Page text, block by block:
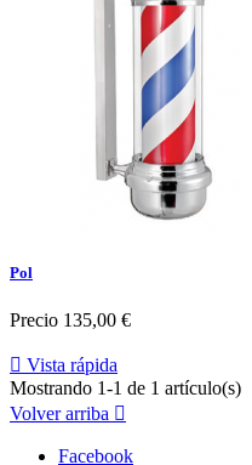
Pol
Precio 135,00 €
 Vista rápida
Mostrando 1-1 de 1 artículo(s)
Volver arriba 
Facebook